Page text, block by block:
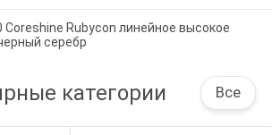
Coreshine Rubycon линейное высокое
серебр
категории Все